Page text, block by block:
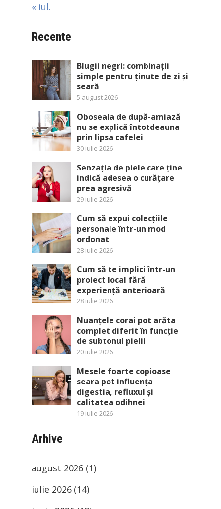
« iul.
Recente
Blugii negri: combinații
simple pentru ținute de zi și
seară
5 august 2026
Oboseala de după-amiază
nu se explică întotdeauna
prin lipsa cafelei
30 iulie 2026
Senzația de piele care ține
indică adesea o curățare
prea agresivă
29 iulie 2026
Cum să expui colecțiile
personale într-un mod
ordonat
28 iulie 2026
Cum să te implici într-un
proiect local fără
experiență anterioară
28 iulie 2026
Nuanțele corai pot arăta
complet diferit în funcție
de subtonul pielii
20 iulie 2026
Mesele foarte copioase
seara pot influența
digestia, refluxul și
calitatea odihnei
19 iulie 2026
Arhive
august 2026 (1)
iulie 2026 (14)